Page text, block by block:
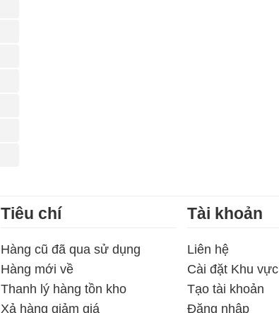
Tiêu chí
Hàng cũ đã qua sử dụng
Hàng mới về
Thanh lý hàng tồn kho
Xả hàng giảm giá
Tài khoản
Liên hệ
Cài đặt Khu vực
Tạo tài khoản
Đăng nhập